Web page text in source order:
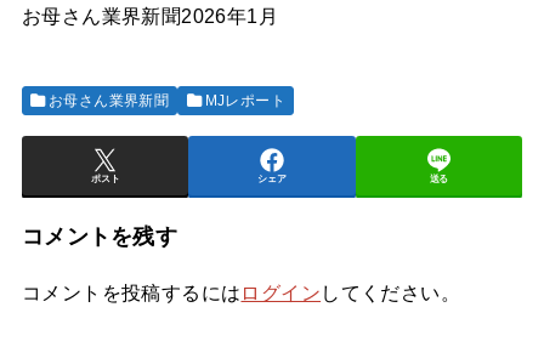
お母さん業界新聞2026年1月
お母さん業界新聞 MJレポート
ポスト シェア 送る
コメントを残す
コメントを投稿するには ログイン してください。